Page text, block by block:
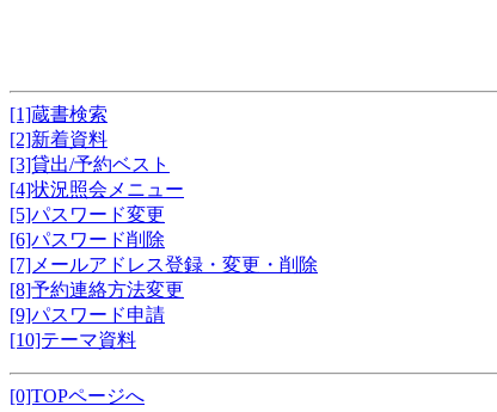
[1]蔵書検索
[2]新着資料
[3]貸出/予約ベスト
[4]状況照会メニュー
[5]パスワード変更
[6]パスワード削除
[7]メールアドレス登録・変更・削除
[8]予約連絡方法変更
[9]パスワード申請
[10]テーマ資料
[0]TOPページへ